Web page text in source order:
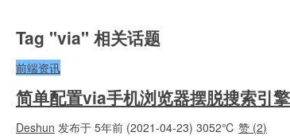
Tag "via" 相关话题
前端资讯
简单配置via手机浏览器摆脱搜索引
Deshun 发布于 5年前 (2021-04-23) 3052℃ 赞 (2)